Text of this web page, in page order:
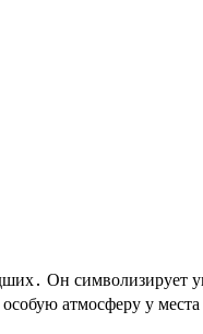
Он символизирует
атмосферу у места